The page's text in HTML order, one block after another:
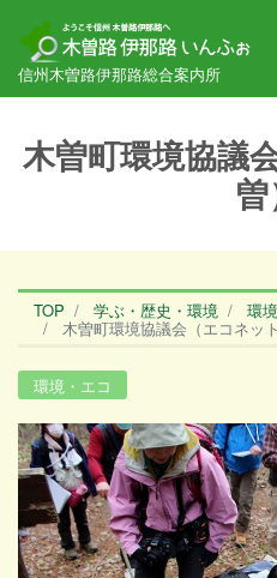
信州木曽路伊那路総合案内所
木曽町環境協議
曽
TOP 学ぶ・歴史・環境 環
木曽町環境協議会（エコネッ
環境・エコ